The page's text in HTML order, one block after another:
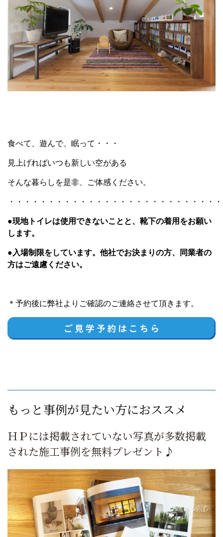
食べて、遊んで、眠って・・・
見上げればいつも新しい空がある
そんな暮らしを是非、ご体感ください。
・・・・・・・・・・・・・・・・・・・・・・・・・・
●現地トイレは使用できないことと、靴下の着用をお願い
します。
●入場制限をしています。他社でお決まりの方、同業者の
方はご遠慮ください。
＊予約後に弊社よりご確認のご連絡させて頂きます。
もっと事例が見たい方におススメ
ＨＰには掲載されていない写真が多数掲載
された施工事例を無料プレゼント♪